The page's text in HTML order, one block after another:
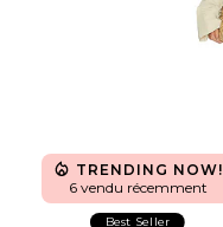
TRENDING NOW!
6 vendu récemment
Best Seller